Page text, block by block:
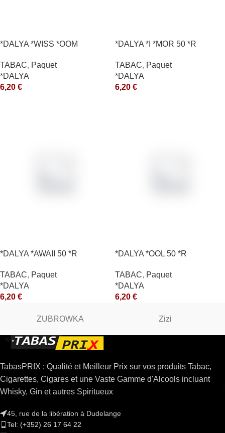
*DALYA *WISS *OOM
TABAC, Paquet
*DALYA
6,20 €
*DALYA *I *MOR 50 *R
TABAC, Paquet
*DALYA
6,20 €
*DALYA *AWAII 50 *R
TABAC, Paquet
*DALYA
6,20 €
*DALYA *OOL 50 *R
TABAC, Paquet
*DALYA
6,20 €
ZUBROWKA Zizi
TabasPRIX : Qualité et Meilleur Prix sur vos produits Tabac,
Cigarettes, Cigares et une Vaste Gamme d'Alcools incluant
Whisky, Gin et autres Spiritueux
45, rue de la libération à Dudelange
Tel: (+352) 26 17 64 22